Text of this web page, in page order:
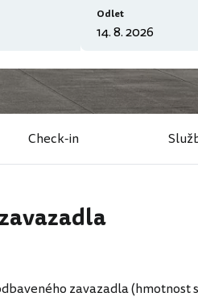
Odlet
Check-in
zavazadla (hmotnost